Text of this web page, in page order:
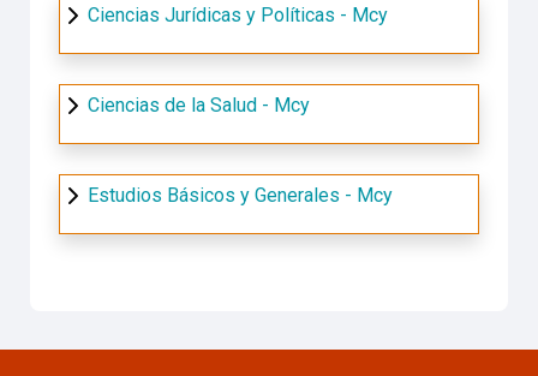
Ciencias Jurídicas y Políticas - Mcy
Ciencias de la Salud - Mcy
Estudios Básicos y Generales - Mcy